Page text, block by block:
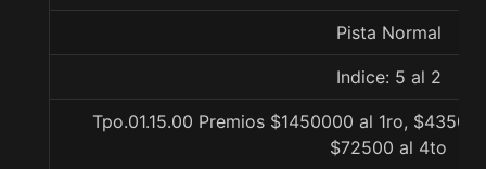
Pista Normal
Indice: 5 al 2
Tpo.01.15.00 Premios $1450000 al 1ro,
$72500 al 4to